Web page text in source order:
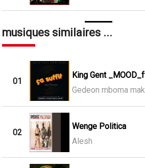
musiques similaires ...
01
King Gent
Gedeon mboma
02
Wenge Politica
Alesh